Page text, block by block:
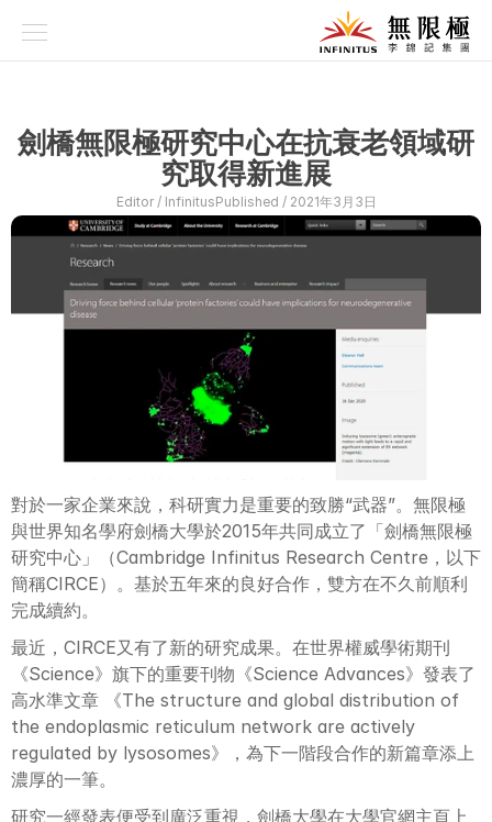
科研技術
資訊專欄
產品專區
劍橋無限極研究中心在抗衰老領域研
究取得新進展
Editor / InfinitusPublished / 2021年3月3日
對於一家企業來說，科研實力是重要的致勝“武器”。無限極
與世界知名學府劍橋大學於2015年共同成立了「劍橋無限極
研究中心」（Cambridge Infinitus Research Centre，以下
簡稱CIRCE）。基於五年來的良好合作，雙方在不久前順利
完成續約。
最近，CIRCE又有了新的研究成果。在世界權威學術期刊
《Science》旗下的重要刊物《Science Advances》發表了
高水準文章 《The structure and global distribution of
the endoplasmic reticulum network are actively
regulated by lysosomes》，為下一階段合作的新篇章添上
濃厚的一筆。
研究一經發表便受到廣泛重視，劍橋大學在大學官網主頁上